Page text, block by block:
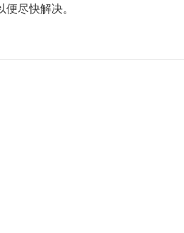
尽快解决。